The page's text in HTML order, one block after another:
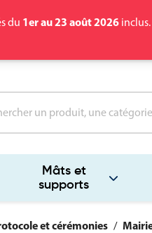
du 1er au 23 août 2026
Mâts et
supports
et cérémonies